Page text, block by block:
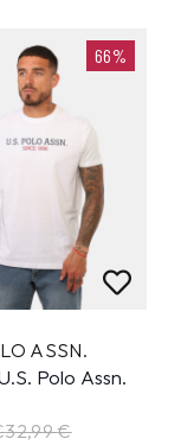
66%
ASSN.
Polo Assn.
32,99€